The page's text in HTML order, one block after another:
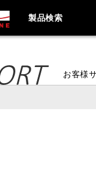
製品検索
お客様